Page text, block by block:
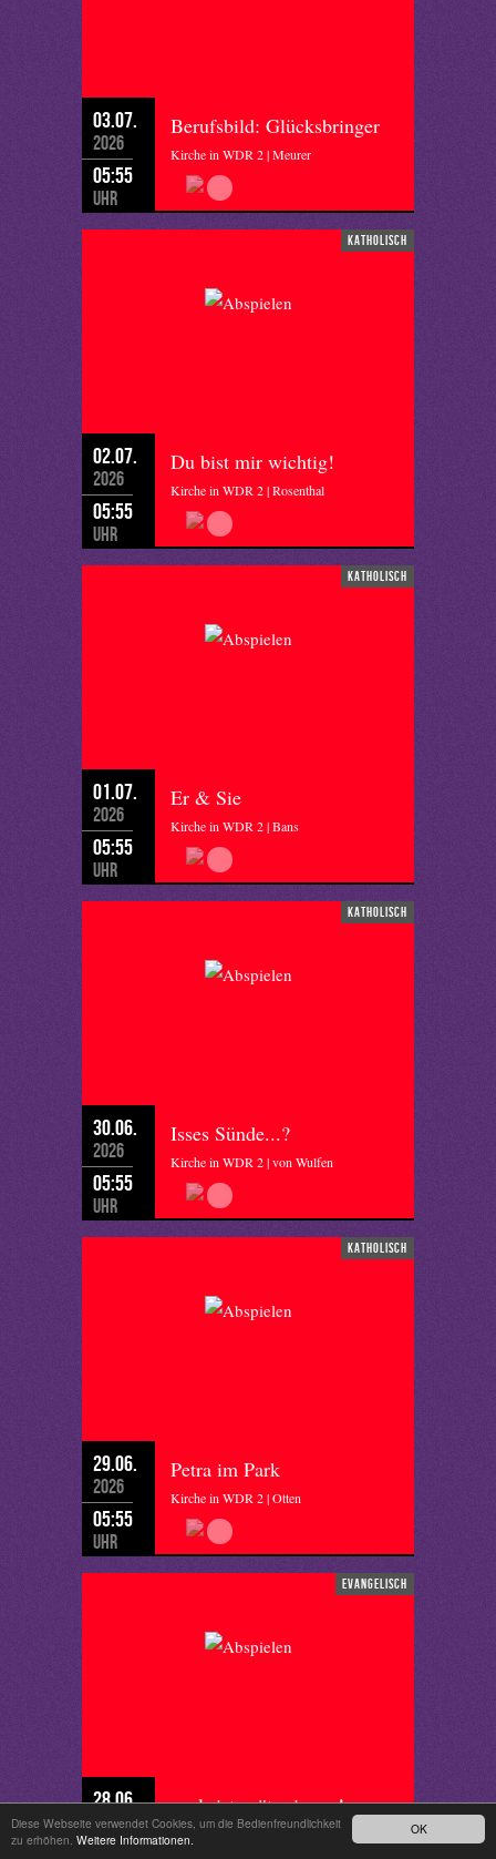
OK
Diese Webseite verwendet Cookies, um die Bedienfreundlichkeit
zu erhöhen. Weitere Informationen.
03.07.
2026
05:55
Uhr
Berufsbild: Glücksbringer
Kirche in WDR 2 | Meurer
katholisch
02.07.
2026
05:55
Uhr
Du bist mir wichtig!
Kirche in WDR 2 | Rosenthal
katholisch
01.07.
2026
05:55
Uhr
Er & Sie
Kirche in WDR 2 | Bans
katholisch
30.06.
2026
05:55
Uhr
Isses Sünde...?
Kirche in WDR 2 | von Wulfen
katholisch
29.06.
2026
05:55
Uhr
Petra im Park
Kirche in WDR 2 | Otten
evangelisch
28.06.
2026
egal- ist später innen!
Hörmal | Krengel